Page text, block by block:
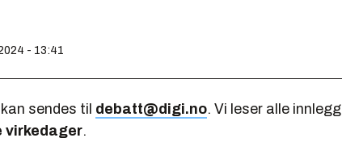
- 13:41
sendes til debatt@digi.no. Vi leser alle innlegg
virkedager.